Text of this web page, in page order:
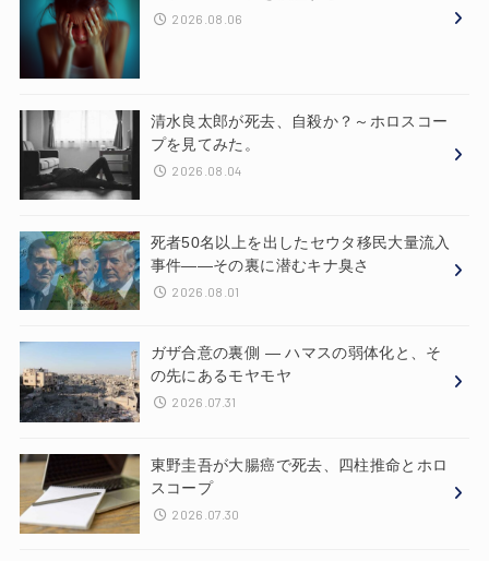
2026.08.06
清水良太郎が死去、自殺か？～ホロスコー
プを見てみた。
2026.08.04
死者50名以上を出したセウタ移民大量流入
事件——その裏に潜むキナ臭さ
2026.08.01
ガザ合意の裏側 ― ハマスの弱体化と、そ
の先にあるモヤモヤ
2026.07.31
東野圭吾が大腸癌で死去、四柱推命とホロ
スコープ
2026.07.30